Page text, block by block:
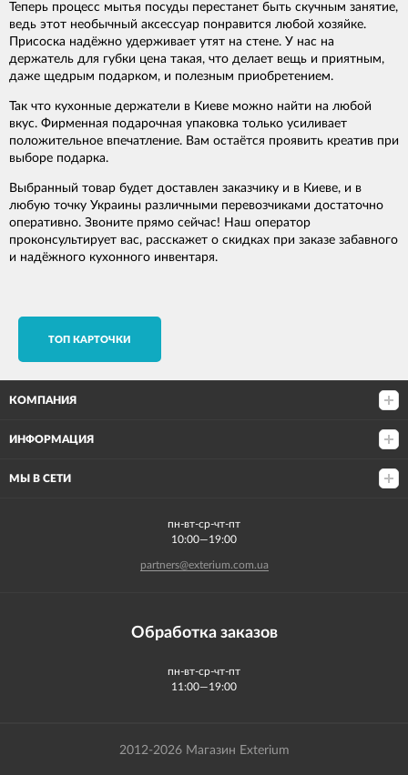
Теперь процесс мытья посуды перестанет быть скучным занятие,
ведь этот необычный аксессуар понравится любой хозяйке.
Присоска надёжно удерживает утят на стене. У нас на
держатель для губки цена такая, что делает вещь и приятным,
даже щедрым подарком, и полезным приобретением.
Так что кухонные держатели в Киеве можно найти на любой
вкус. Фирменная подарочная упаковка только усиливает
положительное впечатление. Вам остаётся проявить креатив при
выборе подарка.
Выбранный товар будет доставлен заказчику и в Киеве, и в
любую точку Украины различными перевозчиками достаточно
оперативно. Звоните прямо сейчас! Наш оператор
проконсультирует вас, расскажет о скидках при заказе забавного
и надёжного кухонного инвентаря.
TОП КАРТОЧКИ
КОМПАНИЯ
ИНФОРМАЦИЯ
МЫ В СЕТИ
пн-вт-ср-чт-пт
10:00—19:00
partners@exterium.com.ua
Обработка заказов
пн-вт-ср-чт-пт
11:00—19:00
2012-2026 Магазин Exterium